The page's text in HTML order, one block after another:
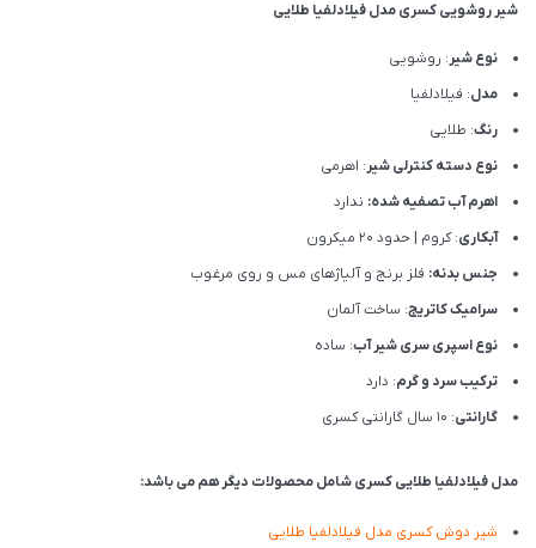
شیر روشویی کسری مدل فیلادلفیا طلایی
نوع شیر: روشویی
مدل: فیلادلفیا
رنگ: طلایی
نوع دسته کنترلی شیر: اهرمی
اهرم آب تصفیه شده: ندارد
آبکاری: کروم | حدود 20 میکرون
جنس بدنه: فلز برنج و آلیاژهای مس و روی مرغوب
سرامیک کاتریج: ساخت آلمان
نوع اسپری سری شیر آب: ساده
ترکیب سرد و گرم: دارد
گارانتی: 10 سال گارانتی کسری
مدل فیلادلفیا طلایی کسری شامل محصولات دیگر هم می باشد:
شیر دوش کسری مدل فیلادلفیا طلایی